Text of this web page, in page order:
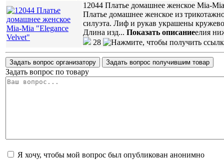
12044 Платье домашнее женское Mia-
Платье домашнее женское из
силуэта. Лиф и рукав украшены
Длина изд... Показать описаниеелия
28
Задать вопрос организатору Задать вопрос получившим товар
Задать вопрос по товару
Я хочу, чтобы мой вопрос был опубликован анонимно